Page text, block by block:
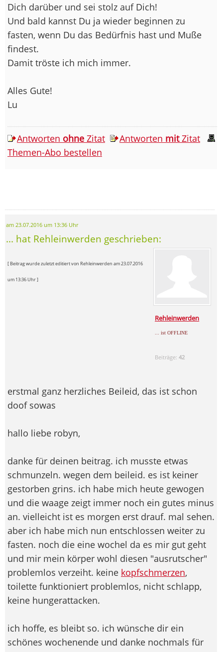
Dich darüber und sei stolz auf Dich!
Und bald kannst Du ja wieder beginnen zu
fasten, wenn Du das Bedürfnis hast und Muße
findest.
Damit tröste ich mich immer.
Alles Gute!
Lu
Antworten ohne Zitat Antworten mitZitat
Themen-Abo bestellen
am 23.07.2016 um 13:36 Uhr
... hat Rehleinwerden geschrieben:
Rehleinwerden
... ist OFFLINE
Beiträge:42
[ Beitrag wurde zuletzt editiert von Rehleinwerden am 23.07.2016
um 13:36 Uhr ]
erstmal ganz herzliches Beileid, das ist schon
doof sowas
hallo liebe robyn,
danke für deinen beitrag. ich musste etwas
schmunzeln. wegen dem beileid. es ist keiner
gestorben grins. ich habe mich heute gewogen
und die waage zeigt immer noch ein gutes minus
an. vielleicht ist es morgen erst drauf. mal sehen.
aber ich habe mich nun entschlossen weiter zu
fasten. noch die eine wochel da es mir gut geht
und mir mein körper wohl diesen "ausrutscher"
problemlos verzeiht. keine kopfschmerzen,
toilette funktioniert problemlos, nicht schlapp,
keine hungerattacken.
ich hoffe, es bleibt so. ich wünsche dir ein
schönes wochenende und danke nochmals für